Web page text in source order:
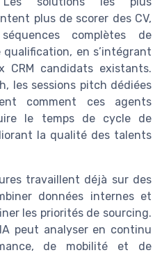
plus de scorer des CV,
complètes de
en s’intégrant
candidats existants.
les sessions pitch dédiées
comment ces agents
le temps de cycle de
la qualité des talents
travaillent déjà sur des
données internes et
les priorités de sourcing.
peut analyser en continu
de mobilité et de